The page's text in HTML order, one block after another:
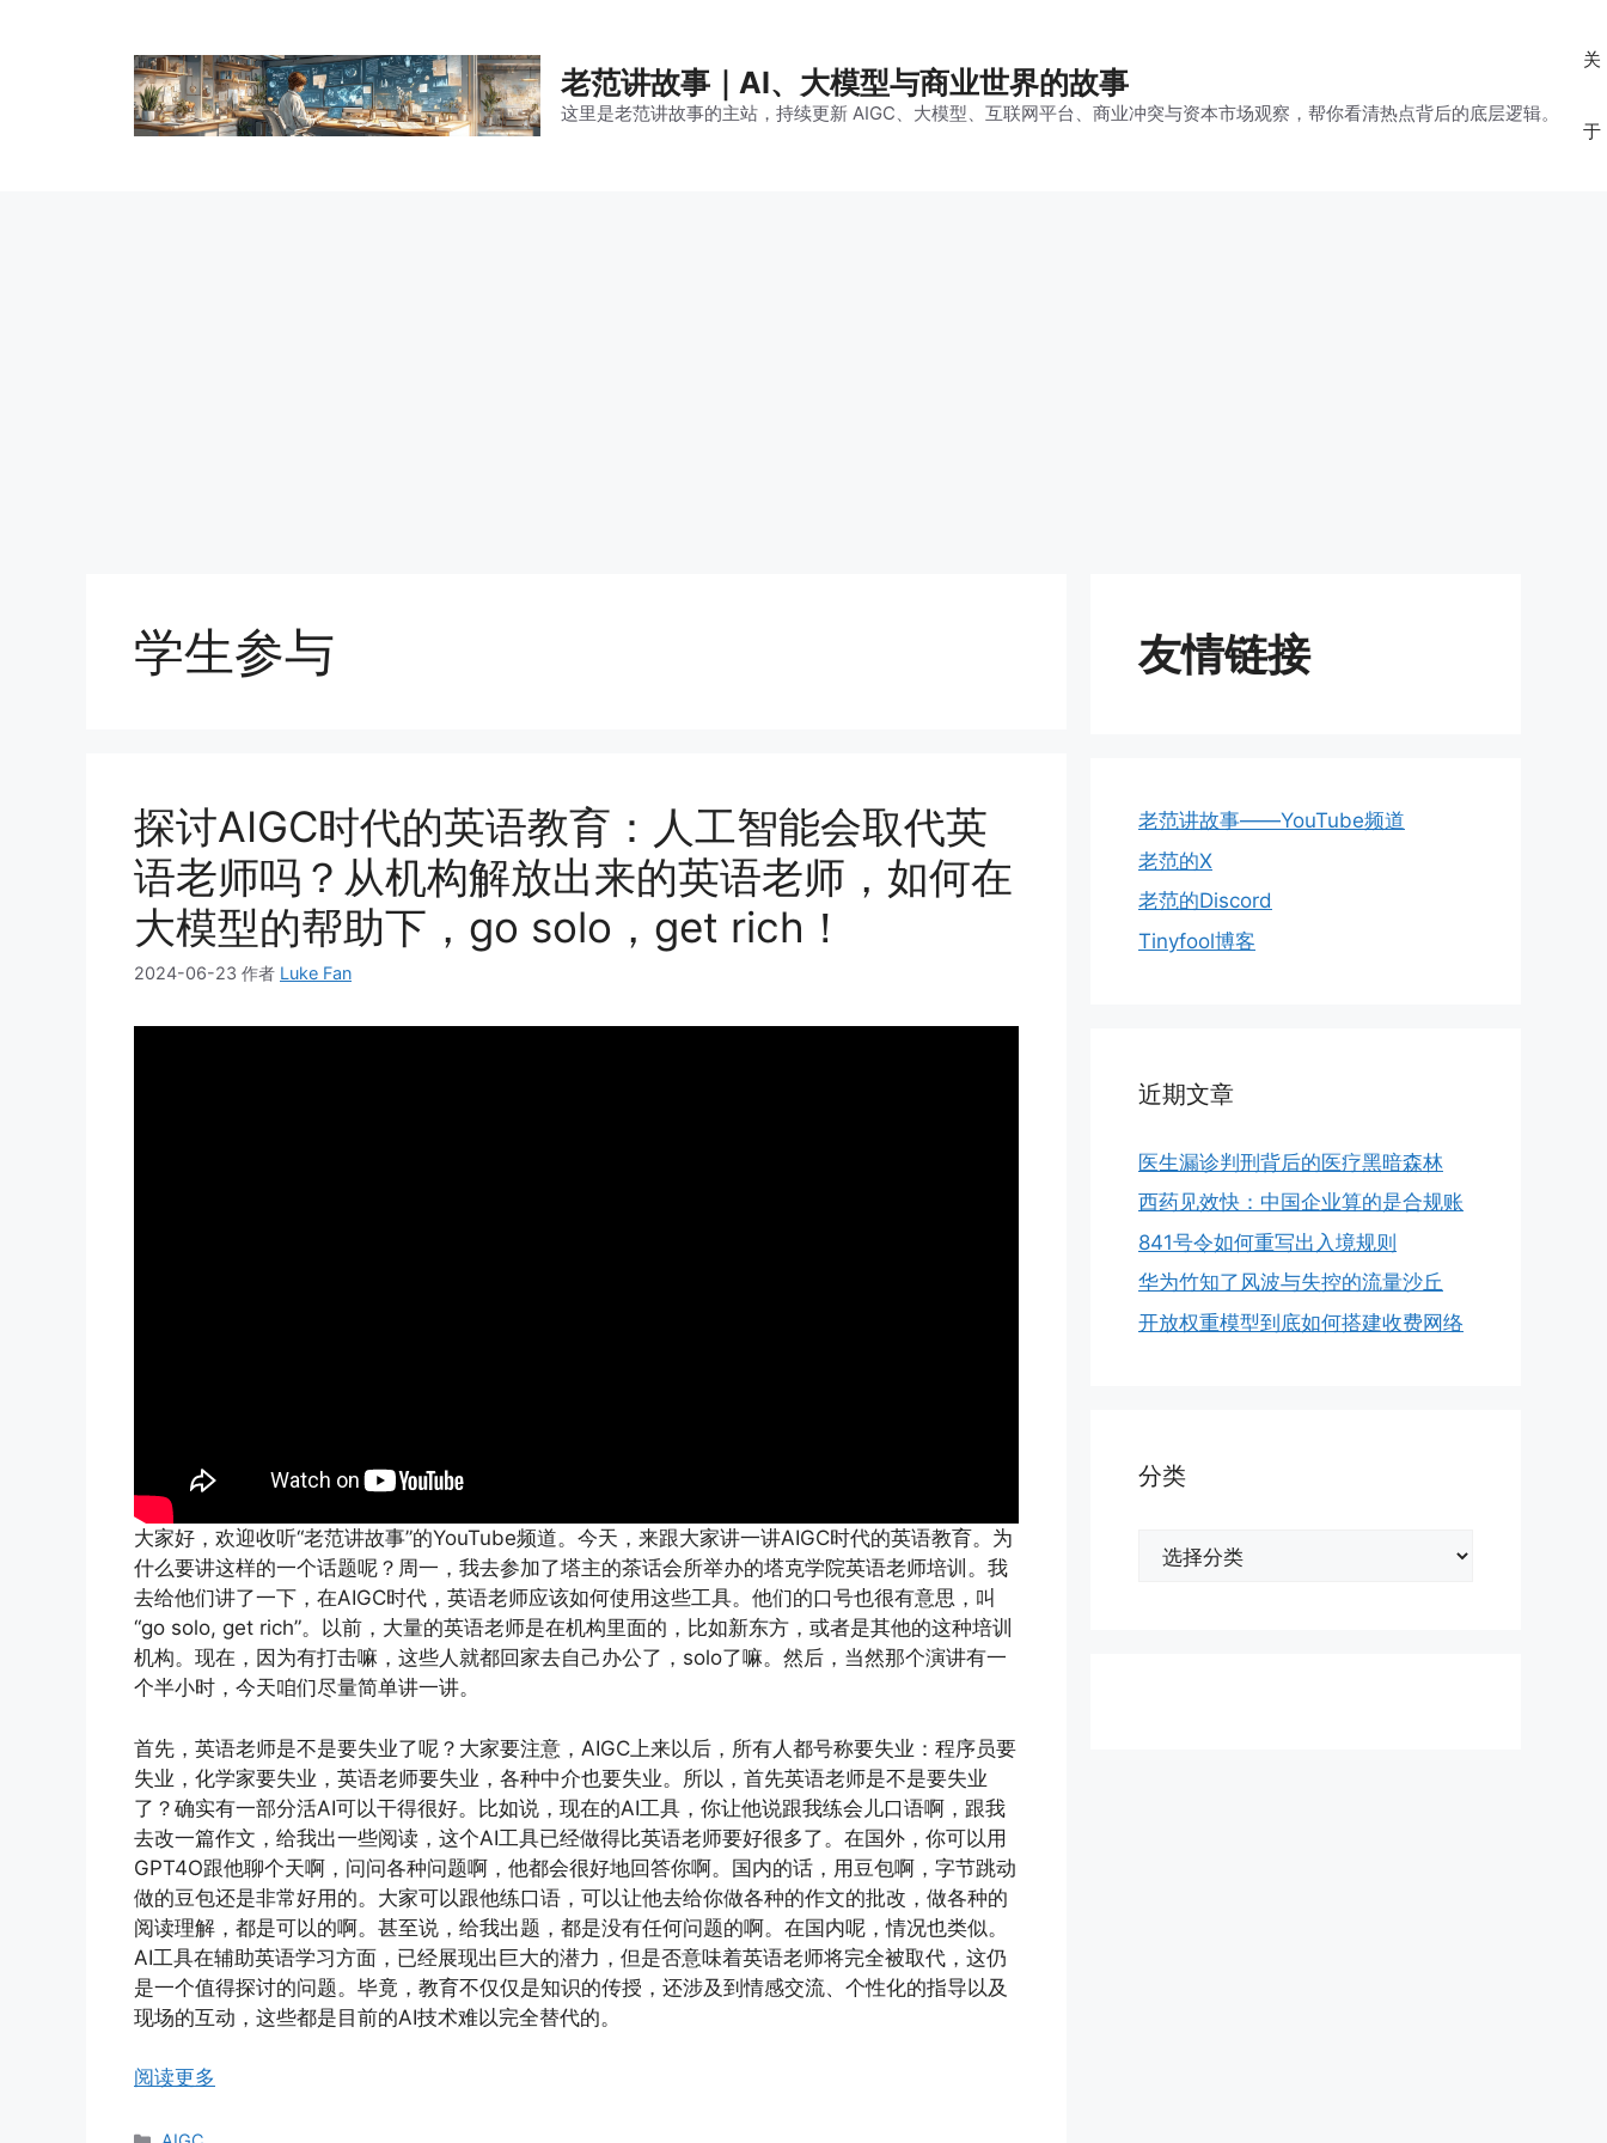
老范讲故事｜AI、大模型与商业世界的故事
这里是老范讲故事的主站，持续更新 AIGC、大模型、互联网平台、商业冲突与资本市场观察，帮你看清热点背后的底层逻辑。
关
于
学生参与
探讨AIGC时代的英语教育：人工智能会取代英
语老师吗？从机构解放出来的英语老师，如何在
大模型的帮助下，go solo，get rich！
2024-06-23 作者 Luke Fan
大家好，欢迎收听“老范讲故事”的YouTube频道。今天，来跟大家讲一讲AIGC时代的英语教育。为
什么要讲这样的一个话题呢？周一，我去参加了塔主的茶话会所举办的塔克学院英语老师培训。我
去给他们讲了一下，在AIGC时代，英语老师应该如何使用这些工具。他们的口号也很有意思，叫
“go solo, get rich”。以前，大量的英语老师是在机构里面的，比如新东方，或者是其他的这种培训
机构。现在，因为有打击嘛，这些人就都回家去自己办公了，solo了嘛。然后，当然那个演讲有一
个半小时，今天咱们尽量简单讲一讲。
首先，英语老师是不是要失业了呢？大家要注意，AIGC上来以后，所有人都号称要失业：程序员要
失业，化学家要失业，英语老师要失业，各种中介也要失业。所以，首先英语老师是不是要失业
了？确实有一部分活AI可以干得很好。比如说，现在的AI工具，你让他说跟我练会儿口语啊，跟我
去改一篇作文，给我出一些阅读，这个AI工具已经做得比英语老师要好很多了。在国外，你可以用
GPT4O跟他聊个天啊，问问各种问题啊，他都会很好地回答你啊。国内的话，用豆包啊，字节跳动
做的豆包还是非常好用的。大家可以跟他练口语，可以让他去给你做各种的作文的批改，做各种的
阅读理解，都是可以的啊。甚至说，给我出题，都是没有任何问题的啊。在国内呢，情况也类似。
AI工具在辅助英语学习方面，已经展现出巨大的潜力，但是否意味着英语老师将完全被取代，这仍
是一个值得探讨的问题。毕竟，教育不仅仅是知识的传授，还涉及到情感交流、个性化的指导以及
现场的互动，这些都是目前的AI技术难以完全替代的。
阅读更多
友情链接
老范讲故事——YouTube频道
老范的X
老范的Discord
Tinyfool博客
近期文章
医生漏诊判刑背后的医疗黑暗森林
西药见效快：中国企业算的是合规账
841号令如何重写出入境规则
华为竹知了风波与失控的流量沙丘
开放权重模型到底如何搭建收费网络
分类